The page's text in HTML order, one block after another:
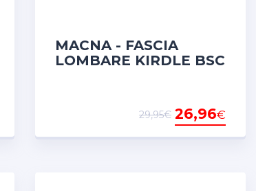
MACNA - FASCIA
LOMBARE KIRDLE BSC
26,96€
29,95€